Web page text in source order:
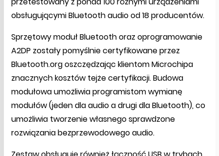
obsługującymi Bluetooth audio od 18 producentów.
Sprzętowy moduł Bluetooth oraz oprogramowanie
A2DP zostały pomyślnie certyfikowane przez
Bluetooth.org oszczędzając klientom Microchipa
znacznych kosztów tejże certyfikacji. Budowa
modułowa umożliwia programistom wymianę
modułów (jeden dla audio a drugi dla Bluetooth), co
umożliwia tworzenie własnego sprawdzone
rozwiązania bezprzewodowego audio.